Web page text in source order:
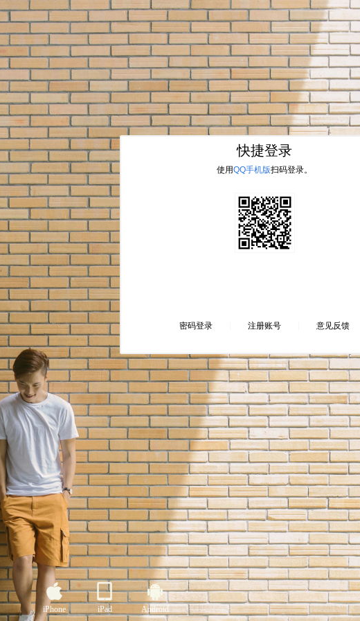
iPhone iPad Android